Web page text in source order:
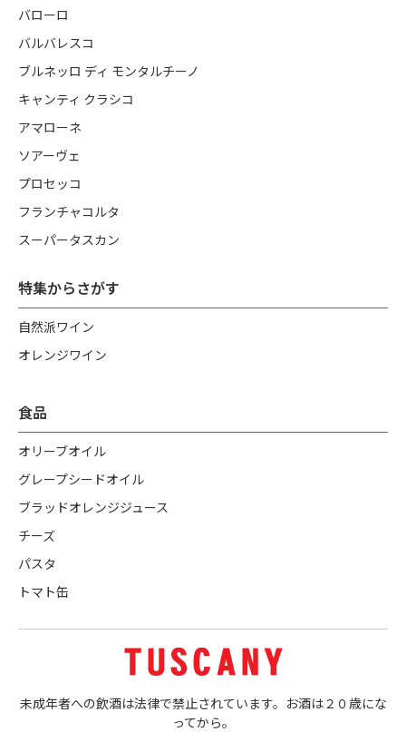
バローロ
バルバレスコ
ブルネッロ ディ モンタルチーノ
キャンティ クラシコ
アマローネ
ソアーヴェ
プロセッコ
フランチャコルタ
スーパータスカン
特集からさがす
自然派ワイン
オレンジワイン
食品
オリーブオイル
グレープシードオイル
ブラッドオレンジジュース
チーズ
パスタ
トマト缶
未成年者への飲酒は法律で禁止されています。お酒は２０歳にな
ってから。